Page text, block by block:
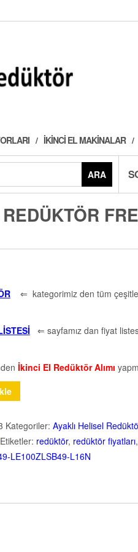
İKINCI EL MAKINALAR
ARA
⇐ kategorimiz den tüm
⇐ sayfamız dan fiyat
İkinci El Redüktör Alımı
Kategoriler: Ayaklı Helisel
Etiketler: redüktör, redüktör fiyatları,
LE100ZLSB49-L16N